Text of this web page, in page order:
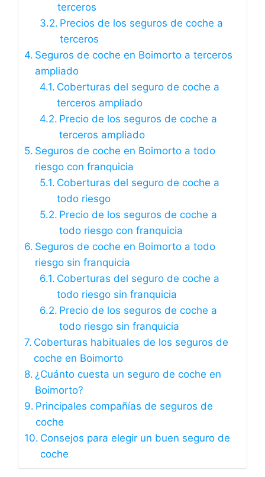
terceros
Precios de los seguros de coche a
terceros
Seguros de coche en Boimorto a terceros
ampliado
Coberturas del seguro de coche a
terceros ampliado
Precio de los seguros de coche a
terceros ampliado
Seguros de coche en Boimorto a todo
riesgo con franquicia
Coberturas del seguro de coche a
todo riesgo
Precio de los seguros de coche a
todo riesgo con franquicia
Seguros de coche en Boimorto a todo
riesgo sin franquicia
Coberturas del seguro de coche a
todo riesgo sin franquicia
Precio de los seguros de coche a
todo riesgo sin franquicia
Coberturas habituales de los seguros de
coche en Boimorto
¿Cuánto cuesta un seguro de coche en
Boimorto?
Principales compañías de seguros de
coche
Consejos para elegir un buen seguro de
coche